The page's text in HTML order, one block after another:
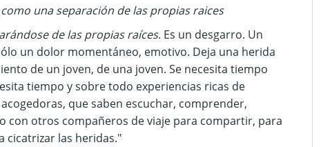
una separación de las propias raices
de las propias raíces. Es un desgarro. Un
un dolor momentáneo, emotivo. Deja una herida
de un joven, de una joven. Se necesita tiempo
tiempo y sobre todo experiencias ricas de
que saben escuchar, comprender,
con otros compañeros de viaje para compartir, para
cicatrizar las heridas."